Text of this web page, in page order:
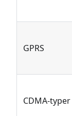
GPRS
CDMA-typer